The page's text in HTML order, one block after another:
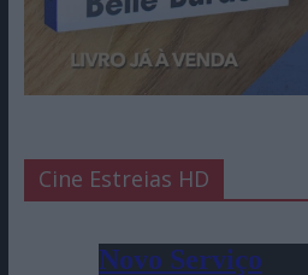
Cine Estreias HD